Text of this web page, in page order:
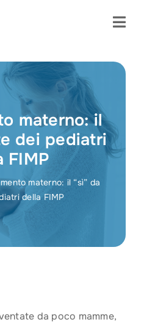
materno: il
dei pediatri
FIMP
materno: il “sì” da
della FIMP
da poco mamme,